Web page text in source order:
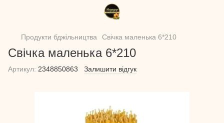
Продукти бджільництва Свічка маленька 6*210
Свічка маленька 6*210
Артикул: 2348850863 Залишити відгук